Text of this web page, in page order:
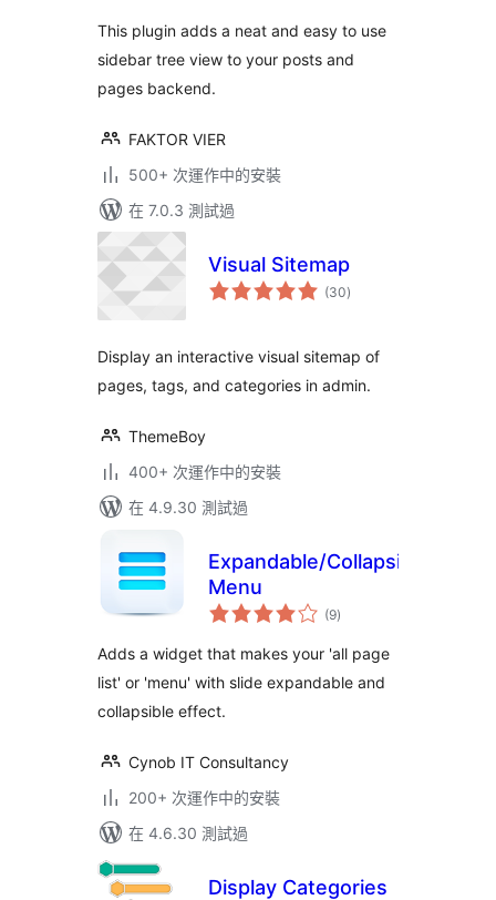
This plugin adds a neat and easy to use
sidebar tree view to your posts and
pages backend.
FAKTOR VIER
500+ 次運作中的安裝
在 7.0.3 測試過
Visual Sitemap
(30總
評)
Display an interactive visual sitemap of
pages, tags, and categories in admin.
ThemeBoy
400+ 次運作中的安裝
在 4.9.30 測試過
Expandable/Collapsible
Menu
(9總
評)
Adds a widget that makes your 'all page
list' or 'menu' with slide expandable and
collapsible effect.
Cynob IT Consultancy
200+ 次運作中的安裝
在 4.6.30 測試過
Display Categories